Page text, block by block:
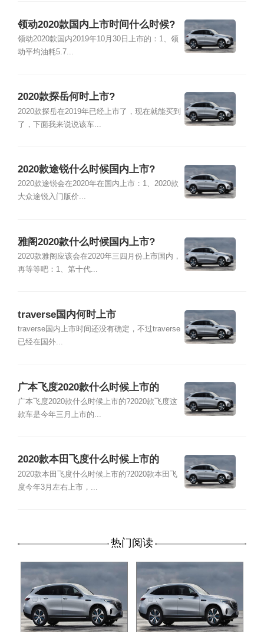
领动2020款国内上市时间什么时候?
领动2020款国内2019年10月30日上市的：1、领
动平均油耗5.7...
2020款探岳何时上市?
2020款探岳在2019年已经上市了，现在就能买到
了，下面我来说说该车...
2020款途锐什么时候国内上市?
2020款途锐会在2020年在国内上市：1、2020款
大众途锐入门版价...
雅阁2020款什么时候国内上市?
2020款雅阁应该会在2020年三四月份上市国内，
再等等吧：1、第十代...
traverse国内何时上市
traverse国内上市时间还没有确定，不过traverse
已经在国外...
广本飞度2020款什么时候上市的
广本飞度2020款什么时候上市的?2020款飞度这
款车是今年三月上市的...
2020款本田飞度什么时候上市的
2020款本田飞度什么时候上市的?2020款本田飞
度今年3月左右上市，...
热门阅读